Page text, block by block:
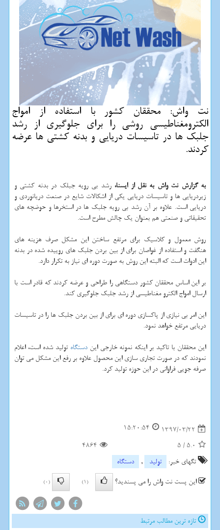
نت واش: محققان كشور با استفاده از امواج
الكترومغناطیسی روشی را برای جلوگیری از رشد
جلبك ها در تاسیسات دریایی و بدنه كشتی ها عرضه
كردند.
به گزارش نت واش به نقل از ایسنا،رشد بی رویه جبلك در بدنه كشتی و
زیردریایی ها و تاسیسات دریایی یكی از اشكالات شایع در صنعت دریانوردی و
دریایی است. علاوه بر آن رشد بی رویه جلبك ها در استخرها و حوضچه های
تحقیقاتی و صنعتی هم بعنوان یك چالش مطرح است.
روش معمول و كلاسیك برای مرتفع ساختن این مشكل صرف هزینه های
هنگفت و استفاده از غواصان برای از بین بردن جلبك های روییده شده در بدنه
این ادوات است كه البته این روش به صورت دوره ای نیاز به تكرار دارد.
بر این اساس محققان كشور دستگاهی را طراحی و عرضه كردند كه قادر است با
ارسال امواج الكترو مغناطیسی از رشد جلبك جلوگیری كند.
این امر بی نیازی از پاكسازی دوره ای برای از بین بردن جلبك ها را در تاسیسات
دریایی مرتفع خواهد نمود.
این محققان با تاكید بر اینكه نمونه خارجی ایندستگاه تولید شده است، اعلام
نمودند كه در صورت تجاری سازی این محصول علاوه بر رفع این مشكل می توان
صرفه جویی فراوانی در این حوزه تولید كرد.
1397/03/22
15:20:54
5.0
/
5
4864
تگهای خبر:
تولید ,
دستگاه
این پست نت واش را می پسندید؟
(1)
(0)
تازه ترین مطالب مرتبط